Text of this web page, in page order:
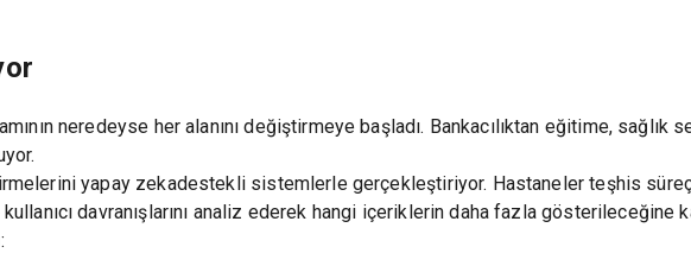
neredeyse her alanını değiştirmeye başladı. Bankacılıktan eğitime, sağlık
yapay zekadestekli sistemlerle gerçekleştiriyor. Hastaneler teşhis
davranışlarını analiz ederek hangi içeriklerin daha fazla gösterileceğine